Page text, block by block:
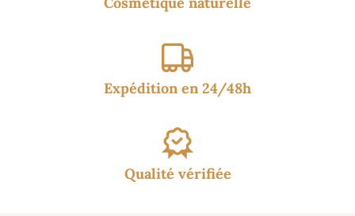
Expédition en 24/48h
Qualité vérifiée